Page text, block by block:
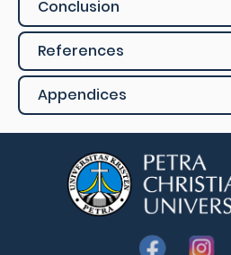
Conclusion
References
Appendices